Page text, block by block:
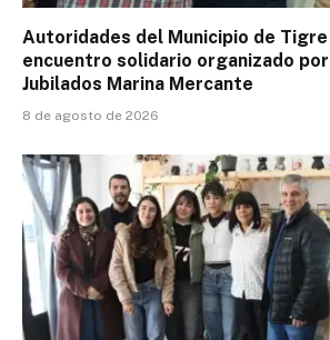
Autoridades del Municipio de Tigre
encuentro solidario organizado
Jubilados Marina Mercante
8 de agosto de 2026